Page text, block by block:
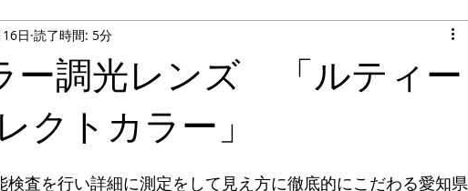
Zeissレンズ
遠近両用レンズ プリズムメガネ
ヨークトプリズムメガネ 脳梗塞後遺症メガネ 強度近視用メガネ
ー調光レンズ 「ルティー
クトカラー」
日 読了時間: 5分
査を行い詳細に測定をして見え方に徹底的にこだわる愛知県